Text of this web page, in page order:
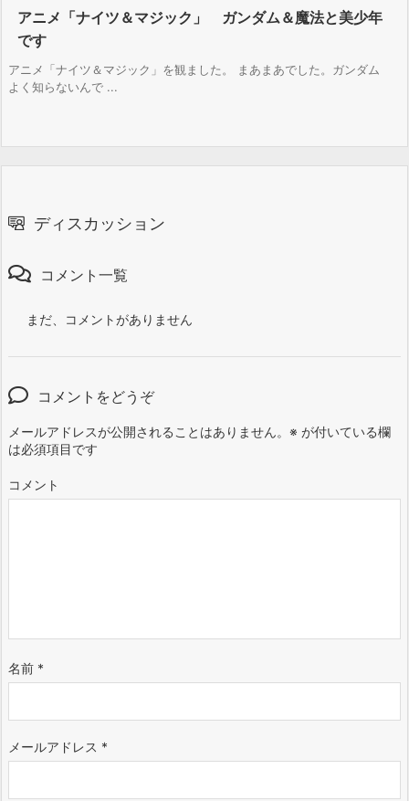
アニメ「ナイツ＆マジック」 ガンダム＆魔法と美少年
です
アニメ「ナイツ＆マジック」を観ました。 まあまあでした。ガンダム
よく知らないんで ...
ディスカッション
コメント一覧
まだ、コメントがありません
コメントをどうぞ
メールアドレスが公開されることはありません。 ※ が付いている欄
は必須項目です
コメント
名前 *
メールアドレス *